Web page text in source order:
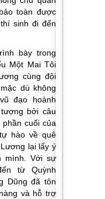
toàn được
sinh đi đến
bày trong
Một Mai Tôi
cùng đội
dù không
đạo hoành
bởi câu
cuối của
hào về quê
lại lấy ý
mình. Với sự
từ Quỳnh
Dũng đã tôn
và hỗ trợ